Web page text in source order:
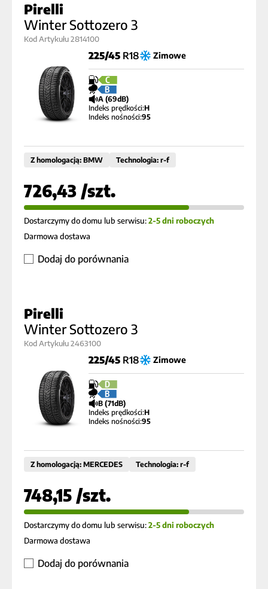
Pirelli
Winter Sottozero 3
Kod Artykułu 2814100
225/45R18 Zimowe
C
B
A (69dB)
Indeks prędkości:H
Indeks nośności:95
Z homologacją: BMW Technologia: r-f
726,43 /szt.
Dostarczymy do domu lub serwisu:2-5 dni roboczych
Darmowa dostawa
Dodaj do porównania
Pirelli
Winter Sottozero 3
Kod Artykułu 2463100
225/45R18 Zimowe
D
B
B (71dB)
Indeks prędkości:H
Indeks nośności:95
Z homologacją: MERCEDES Technologia: r-f
748,15 /szt.
Dostarczymy do domu lub serwisu:2-5 dni roboczych
Darmowa dostawa
Dodaj do porównania